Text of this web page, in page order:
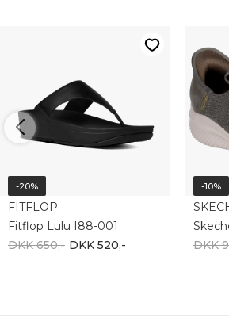
-20%
FITFLOP
Fitflop Lulu I88-001
DKK 650,- DKK 520,-
-10%
DKK